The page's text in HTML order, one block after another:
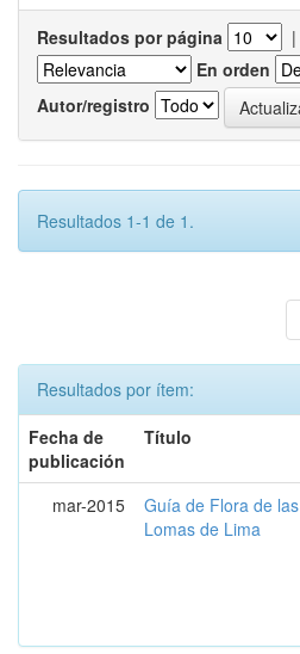
Resultados por página |
En orden
Autor/registro
Resultados 1-1 de 1.
Resultados por ítem:
Fecha de
publicación
Título
mar-2015
Guía de Flora de las
Lomas de Lima